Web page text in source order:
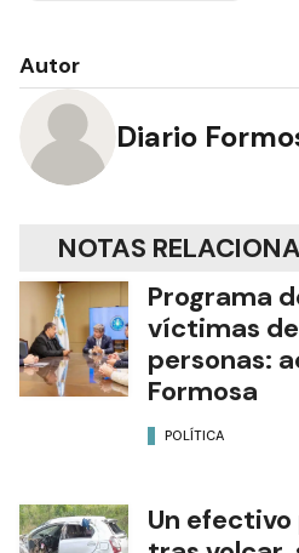
Autor
Diario
NOTAS
Programa
víctimas
personas:
Formosa
POLÍTICA
Un